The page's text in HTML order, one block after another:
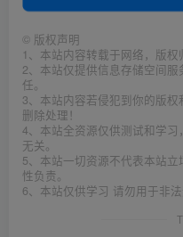
© 版权声明
1、本站内容转载于网络，版权
2、本站仅提供信息存储空间
任。
3、本站内容若侵犯到你的版
删除处理！
4、本站全资源仅供测试和学
无关。
5、本站一切资源不代表本站
性负责。
6、本站仅供学习 请勿用于非